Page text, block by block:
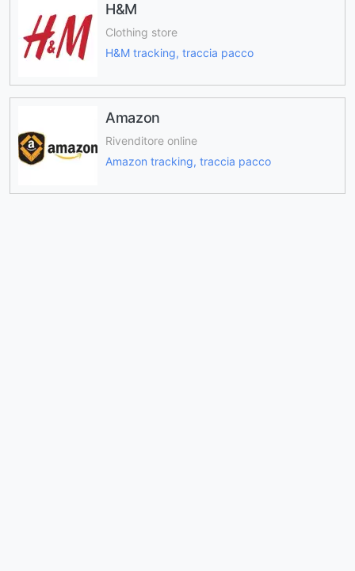
H&M
Clothing store
H&M tracking, traccia pacco
Amazon
Rivenditore online
Amazon tracking, traccia pacco